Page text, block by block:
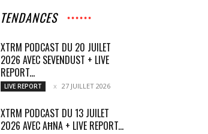
TENDANCES
XTRM PODCAST DU 20 JUILET
2026 AVEC SEVENDUST + LIVE
REPORT...
LIVE REPORT 27 JUILLET 2026
XTRM PODCAST DU 13 JUILET
2026 AVEC AĦNA + LIVE REPORT...